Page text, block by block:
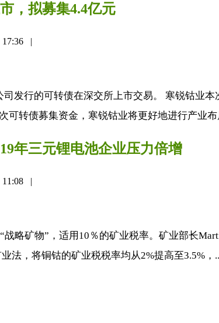
，拟募集4.4亿元
|
发行的可转债在深交所上市交易。 寒锐钴业
可转债募集资金，寒锐钴业将更好地进行产业
年三元锂电池企业压力倍增
|
略矿物”，适用10％的矿业税率。矿业部长
法，将铜钴的矿业税税率均从2%提高至3.5%，